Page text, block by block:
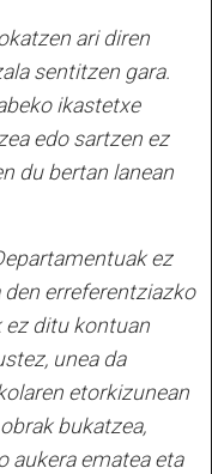
ari diren
sentitzen gara.
ikastetxe
edo sartzen ez
du bertan lanean
ez
erreferentziazko
ez ditu kontuan
unea da
etorkizunean
bukatzea,
aukera ematea eta